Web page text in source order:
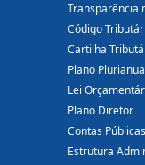
Transparência
Código
Cartilha
Plano
Lei
Plano Diretor
Contas Públicas
Estrutura